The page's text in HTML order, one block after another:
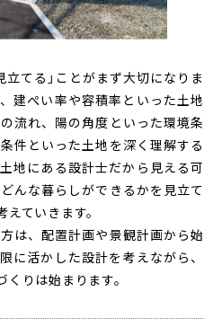
てる」ことがまず大切になりま
建ぺい率や容積率といった土地
流れ、陽の角度といった環境条
件といった土地を深く理解する
地にある設計士だから見える可
んな暮らしができるかを見立て
ていきます。
は、配置計画や景観計画から始
に活かした設計を考えながら、
りは始まります。